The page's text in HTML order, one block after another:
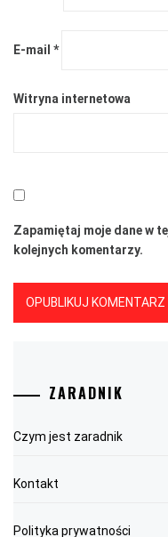
E-mail *
Witryna internetowa
Zapamiętaj moje dane w
kolejnych komentarzy.
ZARADNIK
Czym jest zaradnik
Kontakt
Polityka prywatności